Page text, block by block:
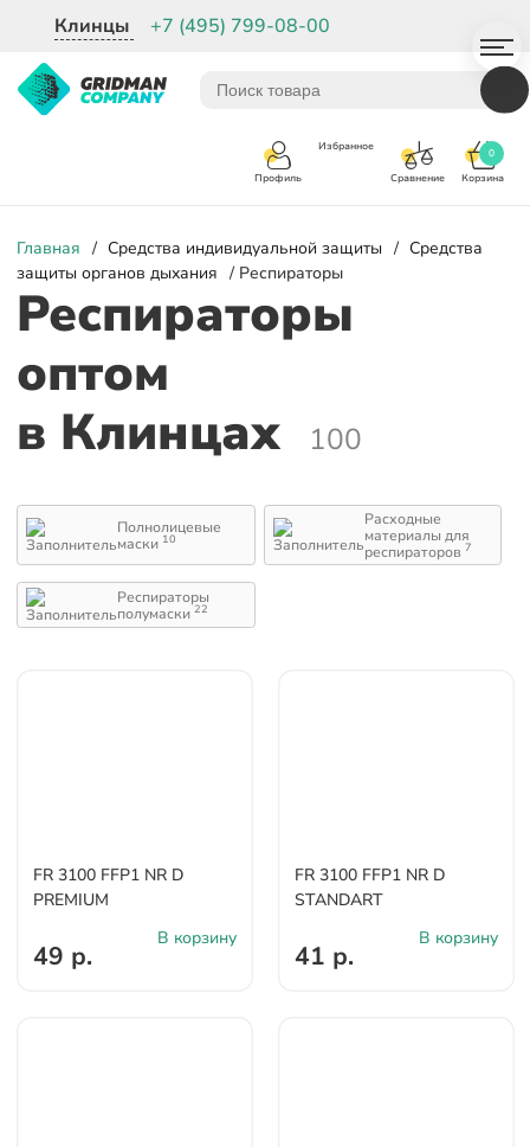
Клинцы +7 (495) 799-08-00
Профиль
Избранное
Сравнение Корзина
0
Главная / Средства индивидуальной защиты / Средства
защиты органов дыхания / Респираторы
Респираторы
оптом
в Клинцах
100
Полнолицевые
маски 10
Расходные
материалы для
респираторов 7
Респираторы
полумаски 22
FR 3100 FFP1 NR D
PREMIUM
49 р.
В корзину
FR 3100 FFP1 NR D
STANDART
41 р.
В корзину